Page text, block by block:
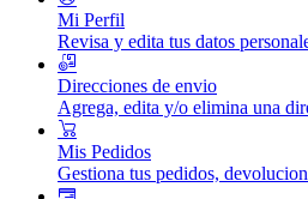
Mi Perfil
Revisa y edita tus datos
Direcciones de envio
Agrega, edita y/o elimina una
Mis Pedidos
Gestiona tus pedidos,